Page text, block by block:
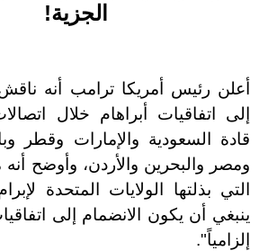
الجزية!
أعلن رئيس أمريكا ترامب أنه
إلى اتفاقيات أبراهام خلال
قادة السعودية والإمارات وقطر
ومصر والبحرين والأردن، وأوضح
التي بذلتها الولايات المتحدة
ينبغي أن يكون الانضمام إلى
إلزامياً".